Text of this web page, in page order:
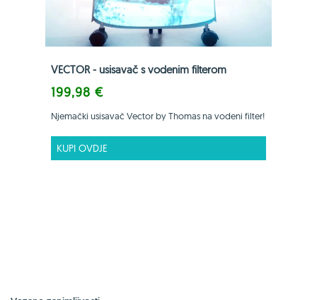
VECTOR - usisavač s vodenim filterom
199,98 €
Njemački usisavač Vector by Thomas na vodeni filter!
KUPI OVDJE